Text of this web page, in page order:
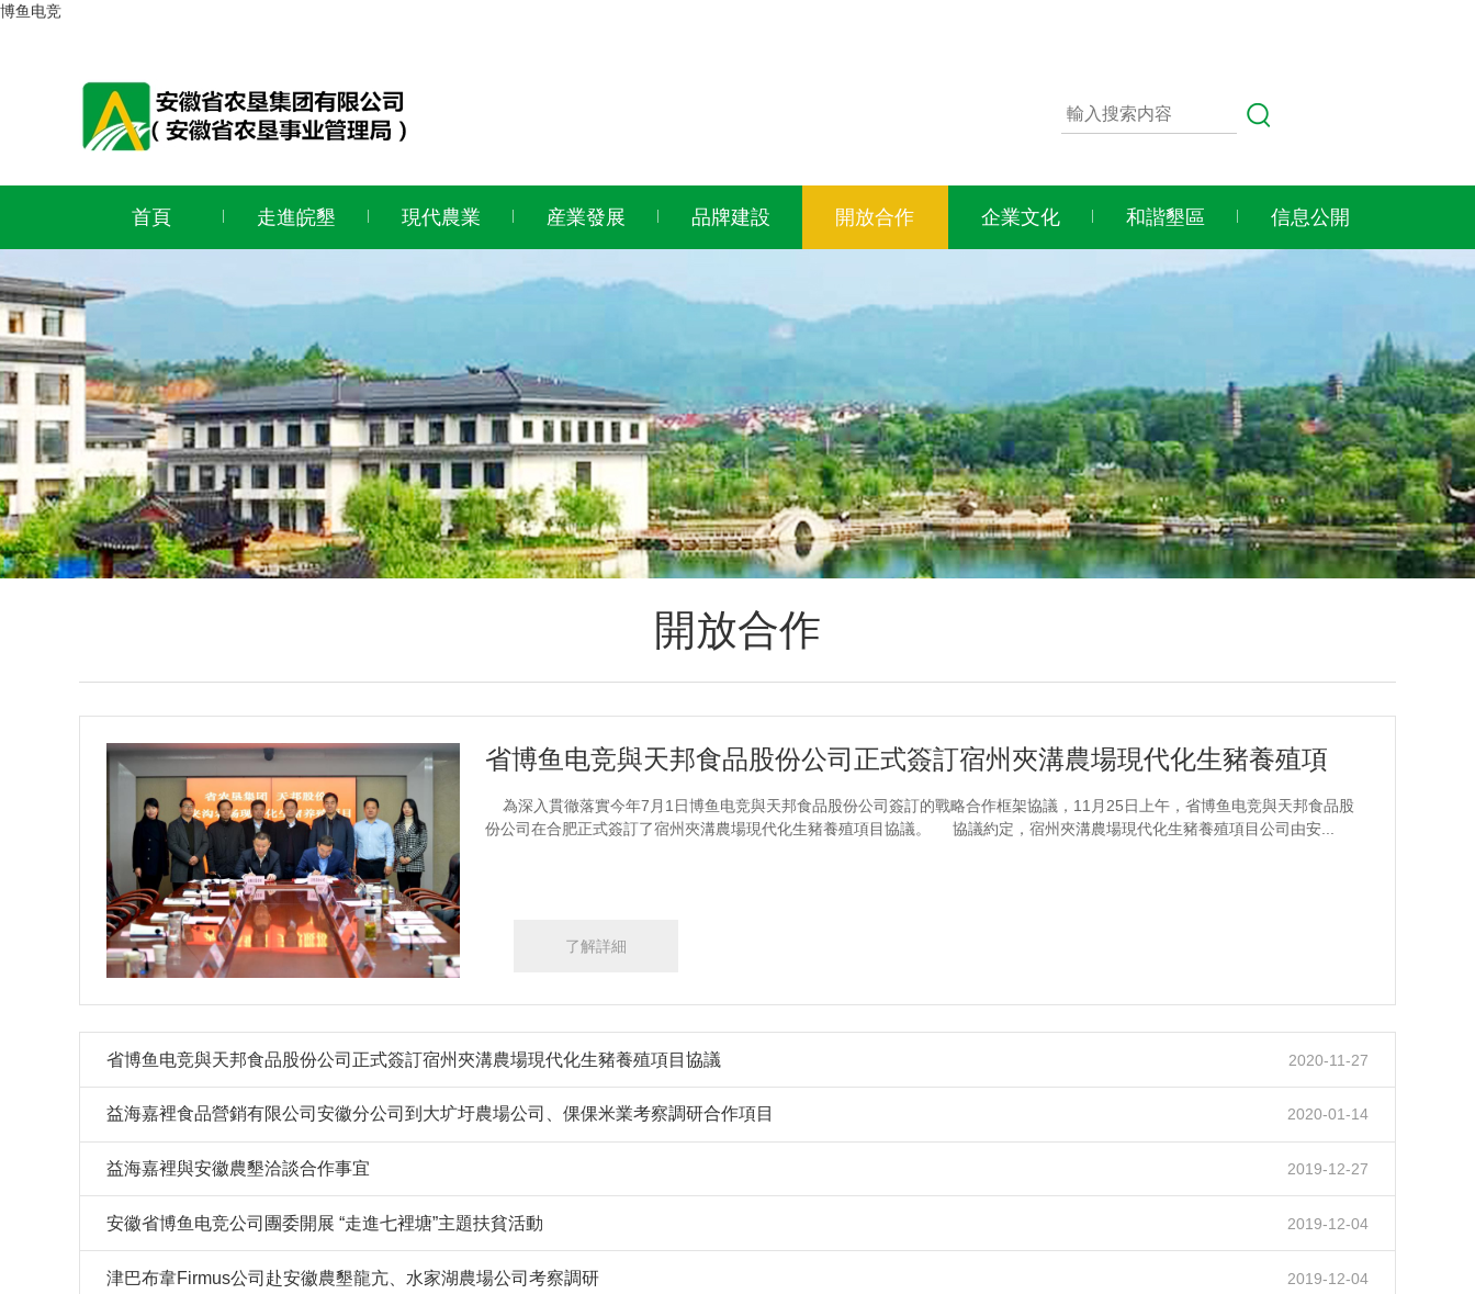
博鱼电竞
首頁 走進皖墾 現代農業 産業發展 品牌建設 開放合作 企業文化 和諧墾區 信息公開
開放合作
為深入貫徹落實今年7月1日博鱼电竞與天邦食品股份公司簽訂的戰略合作框架協議，11月25日上午，省博鱼电竞與天邦食品股
份公司在合肥正式簽訂了宿州夾溝農場現代化生豬養殖項目協議。 協議約定，宿州夾溝農場現代化生豬養殖項目公司由安...
了解詳細
2020-11-27
省博鱼电竞與天邦食品股份公司正式簽訂宿州夾溝農場現代化生豬養殖項目協議
2020-01-14
益海嘉裡食品營銷有限公司安徽分公司到大圹圩農場公司、倮倮米業考察調研合作項目
2019-12-27
益海嘉裡與安徽農墾洽談合作事宜
2019-12-04
安徽省博鱼电竞公司團委開展 “走進七裡塘”主題扶貧活動
2019-12-04
津巴布韋Firmus公司赴安徽農墾龍亢、水家湖農場公司考察調研